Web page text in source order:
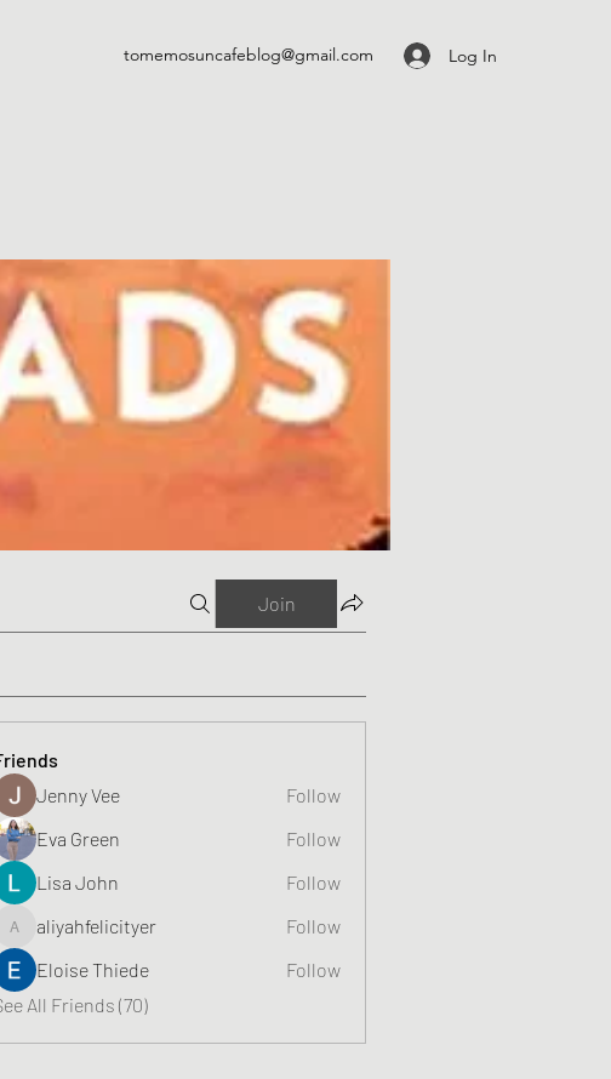
tomemosuncafeblog@gmail.com Log In
Join
Jenny Vee
Follow
Eva Green
Follow
Lisa John
Follow
aliyahfelicityer
aliyahfelicityer
Follow
Eloise Thiede
Follow
All Friends (70)